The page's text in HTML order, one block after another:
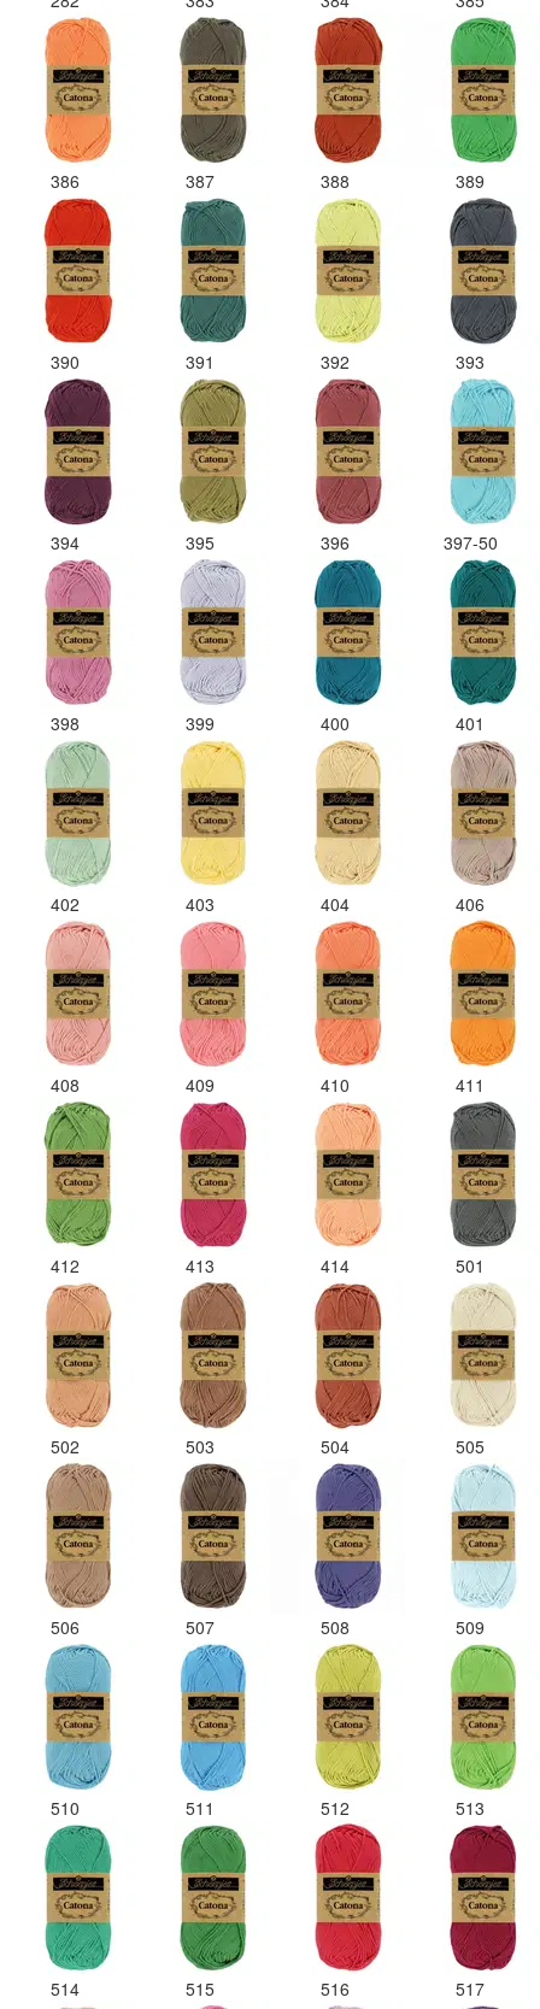
386 387 388 389
390 391 392 393
394 395 396 397-50
398 399 400 401
402 403 404 406
408 409 410 411
412 413 414 501
502 503 504 505
506 507 508 509
510 511 512 513
514 515 516 517